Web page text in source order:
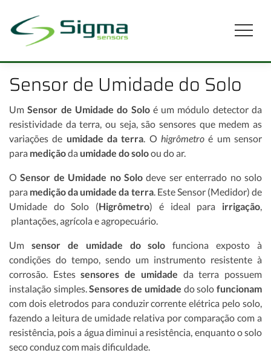
Sensor de Umidade do Solo
UmSensor de Umidade do Soloé um módulo detector da
resistividade da terra, ou seja, são sensores que medem as
variações de umidade da terra . O higrômetro é um sensor
para mediçãoda umidade do soloou do ar.
OSensor de Umidade no Solo deve ser enterrado no solo
para medição da umidade da terra. Este Sensor (Medidor) de
Umidade do Solo (Higrômetro) é ideal para irrigação
plantações, agrícola e agropecuário.
Um sensor de umidade do solo funciona exposto à
condições do tempo, sendo um instrumento resistente à
corrosão. Estessensores de umidade da terra possuem
instalação simples.Sensores de umidade do solofuncionam
com dois eletrodos para conduzir corrente elétrica pelo solo,
fazendo a leitura de umidade relativa por comparação com a
resistência, pois a água diminui a resistência, enquanto o solo
seco conduz com mais dificuldade.